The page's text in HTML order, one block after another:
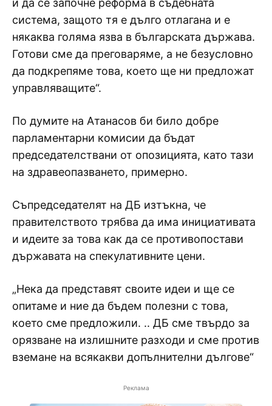
и да се започне реформа в съдебната
система, защото тя е дълго отлагана и е
някаква голяма язва в българската държава.
Готови сме да преговаряме, а не безусловно
да подкрепяме това, което ще ни предложат
управляващите“.
По думите на Атанасов би било добре
парламентарни комисии да бъдат
председателствани от опозицията, като тази
на здравеопазването, примерно.
Съпредседателят на ДБ изтъкна, че
правителството трябва да има инициативата
и идеите за това как да се противопостави
държавата на спекулативните цени.
„Нека да представят своите идеи и ще се
опитаме и ние да бъдем полезни с това,
което сме предложили. .. ДБ сме твърдо за
орязване на излишните разходи и сме против
вземане на всякакви допълнителни дългове“
Реклама